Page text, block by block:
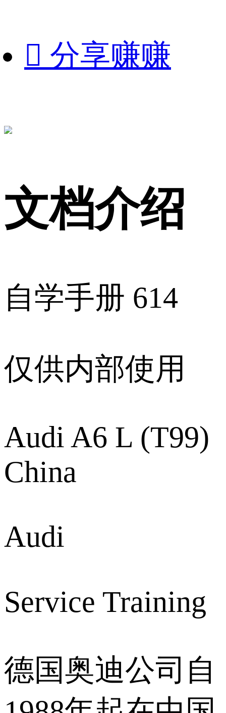
 分享赚赚
文档介绍
自学手册 614
仅供内部使用
Audi A6 L (T99)
China
Audi
Service Training
德国奥迪公司自